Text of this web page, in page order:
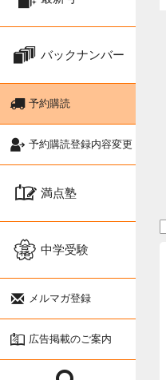
バックナンバー
予約購読
予約購読登録内容変更
満点塾
中学受験
メルマガ登録
広告掲載のご案内